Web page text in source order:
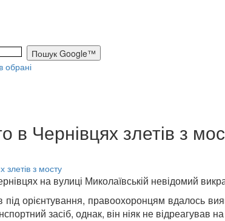
обрані
в Чернівцях злетів з
на вулиці Миколаївській невідомий
орієнтування, правоохоронцям вдалось
засіб, однак, він ніяк не відреагував на